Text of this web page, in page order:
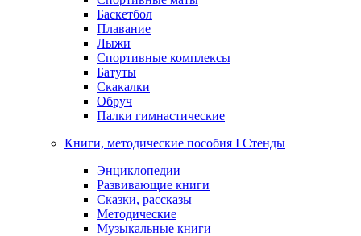
Баскетбол
Плавание
Лыжи
Спортивные комплексы
Батуты
Скакалки
Обруч
Палки гимнастические
Книги, методические пособия I Стенды
Энциклопедии
Развивающие книги
Сказки, рассказы
Методические
Музыкальные книги